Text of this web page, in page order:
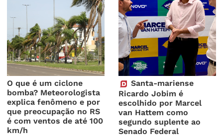
O que é um ciclone
bomba? Meteorologista
explica fenômeno e por
que preocupação no RS
é com ventos de até 100
km/h
Santa-mariense
Ricardo Jobim é
escolhido por Marcel
van Hattem como
segundo suplente ao
Senado Federal